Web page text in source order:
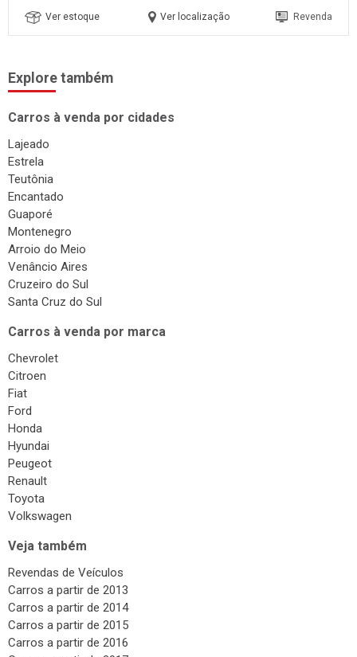
Ver estoque Ver localização Revenda
Explore também
Carros à venda por cidades
Lajeado
Estrela
Teutônia
Encantado
Guaporé
Montenegro
Arroio do Meio
Venâncio Aires
Cruzeiro do Sul
Santa Cruz do Sul
Carros à venda por marca
Chevrolet
Citroen
Fiat
Ford
Honda
Hyundai
Peugeot
Renault
Toyota
Volkswagen
Veja também
Revendas de Veículos
Carros a partir de 2013
Carros a partir de 2014
Carros a partir de 2015
Carros a partir de 2016